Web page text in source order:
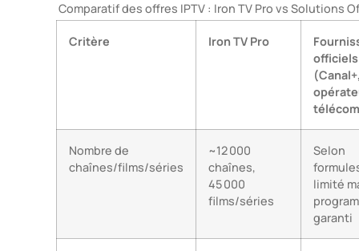
Comparatif des offres IPTV : Iron TV Pro vs Solutions
Critère Iron TV Pro
officiels
Nombre de
chaînes/films/séries
~12 000
chaînes,
45 000
films/séries
Selon
limité
garanti